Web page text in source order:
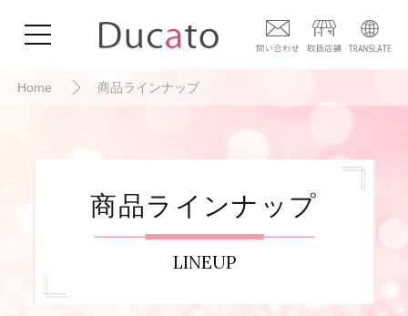
Home 商品ラインナップ
商品ラインナップ
LINEUP